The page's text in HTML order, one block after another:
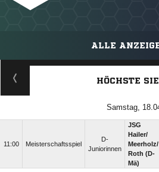
ALLE
HÖCHSTE
Samstag,
11:00 Meisterschaftsspiel
D-
Juniorinnen
JSG
Hailer/​
Meerholz/​
Roth (D-
Mä)